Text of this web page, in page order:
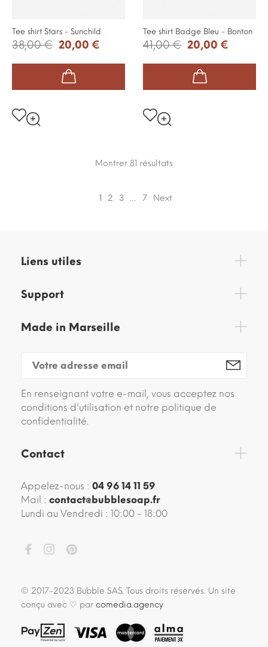
Tee shirt Stars - Sunchild
38,00 € 20,00 €
Tee shirt Badge Bleu - Bonton
41,00 € 20,00 €
Montrer 81 résultats
1 2 3 … 7 Next
Liens utiles
Support
Made in Marseille
En renseignant votre e-mail, vous acceptez nos
conditions d'utilisation et notre politique de
confidentialité.
Contact
Appelez-nous : 04 96 14 11 59
Mail : contact@bubblesoap.fr
Lundi au Vendredi : 10:00 - 18:00
© 2017-2023 Bubble SAS. Tous droits réservés. Un site
conçu avec ♡ par comedia.agency